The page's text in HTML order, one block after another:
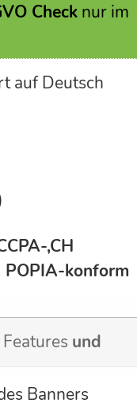
Check nur im
auf Deutsch
,CH
POPIA-konform
und
Banners